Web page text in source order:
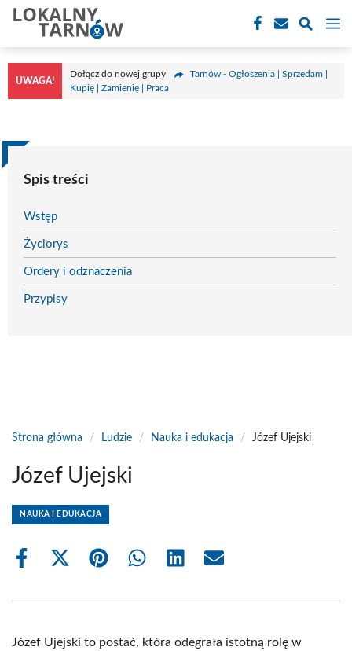
Przejdź
treści
UWAGA!
Dołącz do nowej grupy
Tarnów - Ogłoszenia | Sprzedam |
Kupię | Zamienię | Praca
Spis treści
Wstęp
Życiorys
Ordery i odznaczenia
Przypisy
Strona główna / Ludzie / Nauka i edukacja / Józef Ujejski
Józef Ujejski
NAUKA I EDUKACJA
Share
Share
(Twitter)
Share Share Share Share
Józef Ujejski to postać, która odegrała istotną rolę w